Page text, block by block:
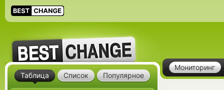
Мониторинг
Таблица Список Популярное